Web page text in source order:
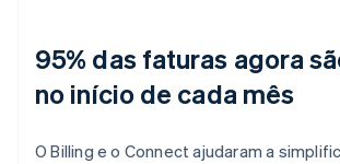
95% das faturas agora
no início de cada mês
O Billing e o Connect ajudaram a